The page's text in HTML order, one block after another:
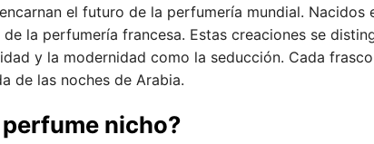
encarnan el futuro de la perfumería mundial. Nacidos
la perfumería francesa. Estas creaciones se
y la modernidad como la seducción. Cada
de las noches de Arabia.
nicho?